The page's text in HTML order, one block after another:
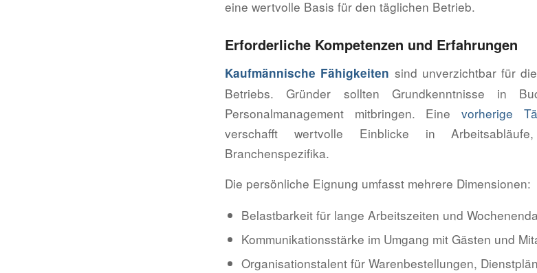
eine wertvolle Basis für den täglichen Betrieb.
Erforderliche Kompetenzen und Erfahrungen
Kaufmännische Fähigkeiten sind unverzichtbar für
Betriebs. Gründer sollten Grundkenntnisse in
Personalmanagement mitbringen. Einevorherige
verschafft wertvolle Einblicke in
Branchenspezifika.
Die persönliche Eignung umfasst mehrere Dimensionen:
Belastbarkeit für lange Arbeitszeiten und
Kommunikationsstärke im Umgang mit Gästen und
Organisationstalent für Warenbestellungen,